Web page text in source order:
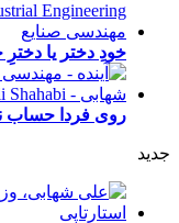
خودِ دختر یا
روی فردا حساب
جدید